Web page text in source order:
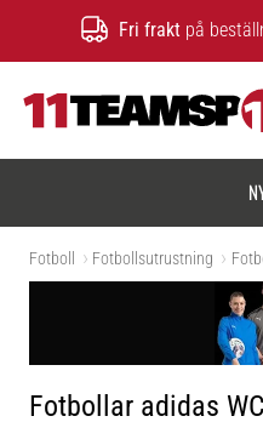
Fri frakt på
Fotboll Fotbollsutrustning
Fotbollar adidas